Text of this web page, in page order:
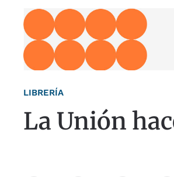
LIBRERÍA
La Unión